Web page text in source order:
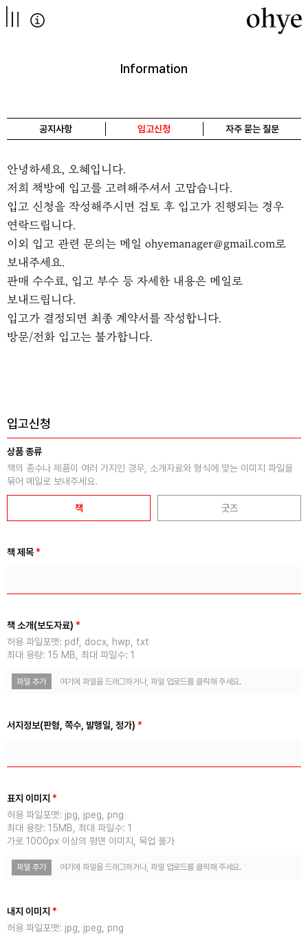
컨텐츠로
넘어가기
Information
공지사항 입고신청 자주 묻는 질문
안녕하세요, 오혜입니다.
저희 책방에 입고를 고려해주셔서 고맙습니다.
입고 신청을 작성해주시면 검토 후 입고가 진행되는 경우
연락드립니다.
이외 입고 관련 문의는 메일 ohyemanager@gmail.com로
보내주세요.
판매 수수료, 입고 부수 등 자세한 내용은 메일로
보내드립니다.
입고가 결정되면 최종 계약서를 작성합니다.
방문/전화 입고는 불가합니다.
입고신청
상품 종류
책의 종수나 제품이 여러 가지인 경우, 소개자료와 형식에 맞는 이미지 파일을
묶어 메일로 보내주세요.
책 굿즈
책 제목 *
책 소개(보도자료) *
허용 파일포맷: pdf, docx, hwp, txt
최대 용량: 15 MB, 최대 파일수: 1
파일 추가 여기에 파일을 드래그하거나, 파일 업로드를 클릭해 주세요.
서지정보(판형, 쪽수, 발행일, 정가) *
표지 이미지 *
허용 파일포맷: jpg, jpeg, png
최대 용량: 15MB, 최대 파일수: 1
가로 1000px 이상의 평면 이미지, 목업 불가
파일 추가 여기에 파일을 드래그하거나, 파일 업로드를 클릭해 주세요.
내지 이미지 *
허용 파일포맷: jpg, jpeg, png